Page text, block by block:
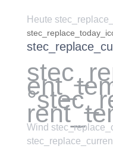
Heute
Wind